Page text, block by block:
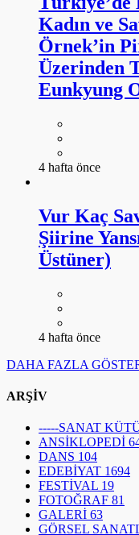
Kadın ve
Örnek’in
Üzerinden
Eunkyung
4 hafta önce
Vur Kaç
Şiirine
Üstüner)
4 hafta önce
DAHA FAZLA
ARŞİV
-----SANAT
ANSİKLOPEDİ
DANS 104
EDEBİYAT 1694
FESTİVAL 19
FOTOĞRAF 81
GALERİ 63
GÖRSEL